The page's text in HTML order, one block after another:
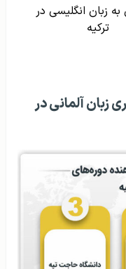
زبان انگلیسی در
ترکیه
زبان آلمانی در